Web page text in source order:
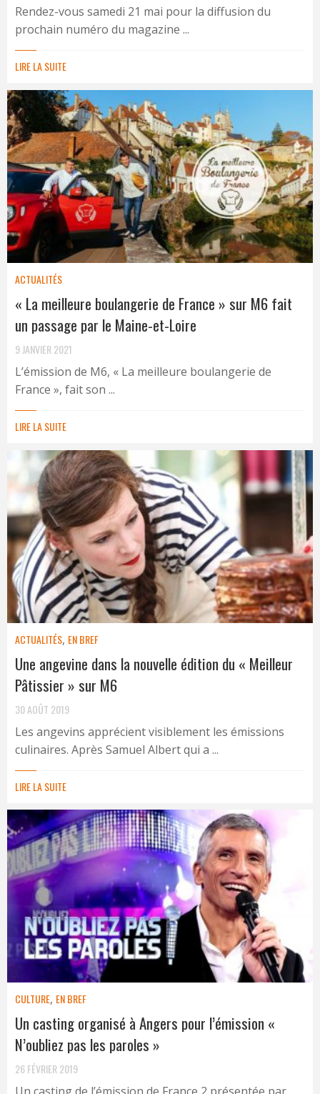
Rendez-vous samedi 21 mai pour la diffusion du
prochain numéro du magazine ...
LIRE LA SUITE
ACTUALITÉS
« La meilleure boulangerie de France » sur M6 fait
un passage par le Maine-et-Loire
9 JANVIER 2021
L’émission de M6, « La meilleure boulangerie de
France », fait son ...
LIRE LA SUITE
ACTUALITÉS, EN BREF
Une angevine dans la nouvelle édition du « Meilleur
Pâtissier » sur M6
30 AOÛT 2019
Les angevins apprécient visiblement les émissions
culinaires. Après Samuel Albert qui a ...
LIRE LA SUITE
CULTURE, EN BREF
Un casting organisé à Angers pour l’émission «
N’oubliez pas les paroles »
26 FÉVRIER 2019
Un casting de l’émission de France 2 présentée par